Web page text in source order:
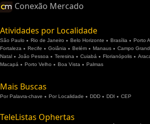
Conexão Mercado
Atividades por Localidade
São Paulo Rio de Janeiro Belo Horizonte Brasília Porto
Fortaleza
Recife Goiânia Belém Manaus Campo
Natal
João Pessoa Teresina Cuiabá Florianópolis
Macapá
Porto Velho Boa Vista Palmas
Mais Buscas
Por Palavra-chave Por Localidade DDD DDI CEP
TeleListas Ophertas